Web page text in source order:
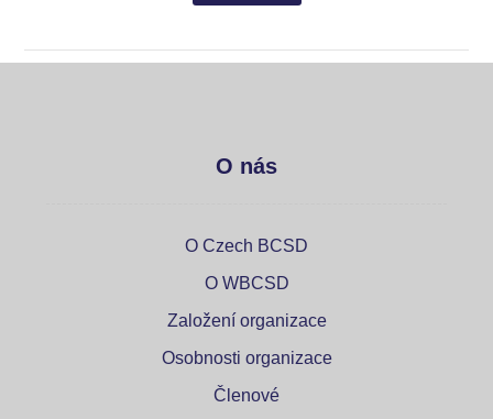
O nás
O Czech BCSD
O WBCSD
Založení organizace
Osobnosti organizace
Členové